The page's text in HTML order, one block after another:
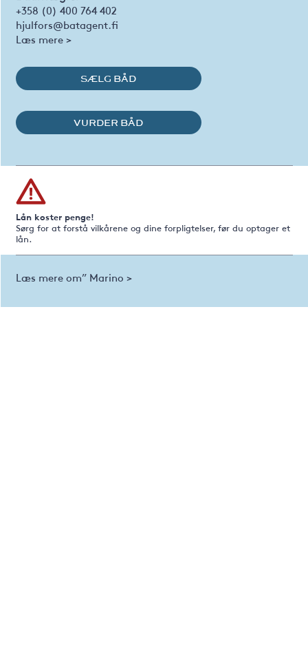
+358 (0) 400 764 402
hjulfors@batagent.fi
Læs mere >
SÆLG BÅD
VURDER BÅD
Lån koster penge!
Sørg for at forstå vilkårene og dine forpligtelser, før du optager et
lån.
Læs mere om” Marino >